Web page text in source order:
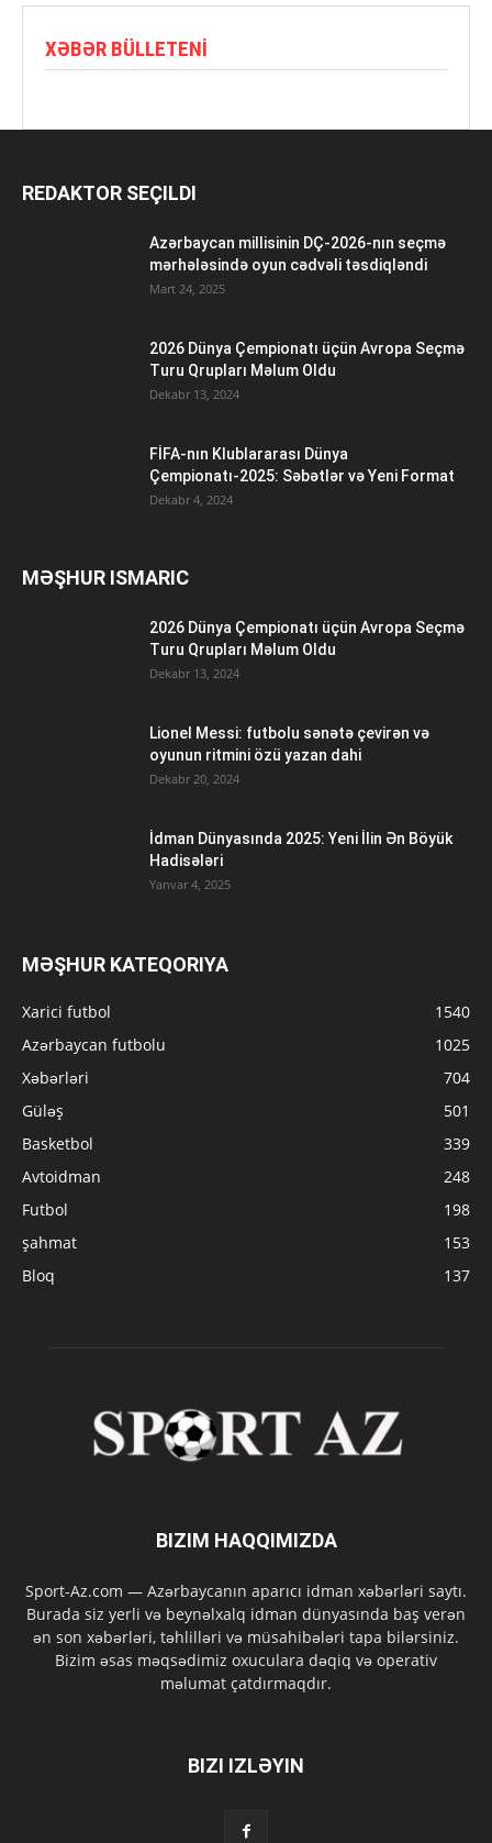
XƏBƏR BÜLLETENI
REDAKTOR SEÇILDI
Azərbaycan millisinin DÇ-2026-nın seçmə
mərhələsində oyun cədvəli təsdiqləndi
Mart 24, 2025
2026 Dünya Çempionatı üçün Avropa Seçmə
Turu Qrupları Məlum Oldu
Dekabr 13, 2024
FİFA-nın Klublararası Dünya
Çempionatı-2025: Səbətlər və Yeni Format
Dekabr 4, 2024
MƏŞHUR ISMARIC
2026 Dünya Çempionatı üçün Avropa Seçmə
Turu Qrupları Məlum Oldu
Dekabr 13, 2024
Lionel Messi: futbolu sənətə çevirən və
oyunun ritmini özü yazan dahi
Dekabr 20, 2024
İdman Dünyasında 2025: Yeni İlin Ən Böyük
Hadisələri
Yanvar 4, 2025
MƏŞHUR KATEQORIYA
Xarici futbol
1540
Azərbaycan futbolu
1025
Xəbərləri
704
Güləş
501
Basketbol
339
Avtoidman
248
Futbol
198
şahmat
153
Bloq
137
BIZIM HAQQIMIZDA
Sport-Az.com — Azərbaycanın aparıcı idman xəbərləri saytı.
Burada siz yerli və beynəlxalq idman dünyasında baş verən
ən son xəbərləri, təhlilləri və müsahibələri tapa bilərsiniz.
Bizim əsas məqsədimiz oxuculara dəqiq və operativ
məlumat çatdırmaqdır.
BIZI IZLƏYIN